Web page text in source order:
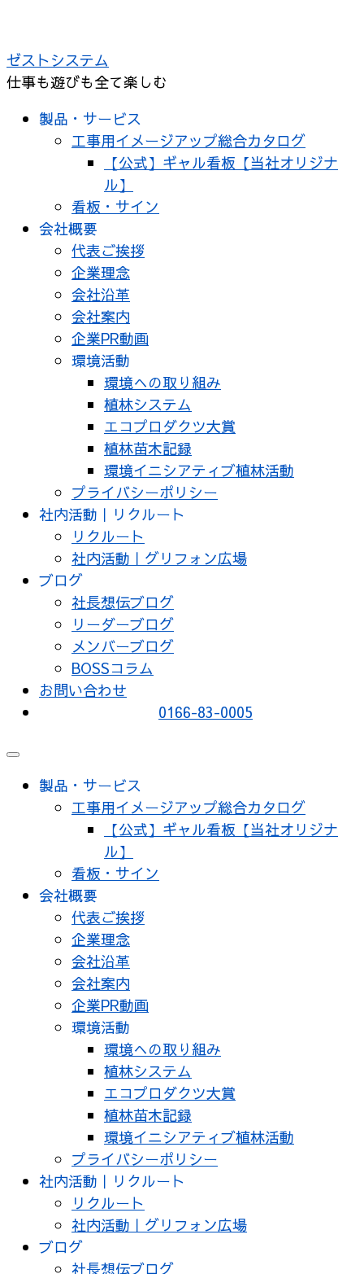
ゼストシステム
仕事も遊びも全て楽しむ
製品・サービス
工事用イメージアップ総合カタログ
【公式】ギャル看板【当社オリジナ
ル】
看板・サイン
会社概要
代表ご挨拶
企業理念
会社沿革
会社案内
企業PR動画
環境活動
環境への取り組み
植林システム
エコプロダクツ大賞
植林苗木記録
環境イニシアティブ植林活動
プライバシーポリシー
社内活動｜リクルート
リクルート
社内活動｜グリフォン広場
ブログ
社長想伝ブログ
リーダーブログ
メンバーブログ
BOSSコラム
お問い合わせ
0166-83-0005
製品・サービス
工事用イメージアップ総合カタログ
【公式】ギャル看板【当社オリジナ
ル】
看板・サイン
会社概要
代表ご挨拶
企業理念
会社沿革
会社案内
企業PR動画
環境活動
環境への取り組み
植林システム
エコプロダクツ大賞
植林苗木記録
環境イニシアティブ植林活動
プライバシーポリシー
社内活動｜リクルート
リクルート
社内活動｜グリフォン広場
ブログ
社長想伝ブログ